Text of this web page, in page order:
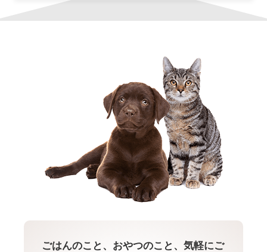
ごはんのこと、おやつのこと、気軽にご